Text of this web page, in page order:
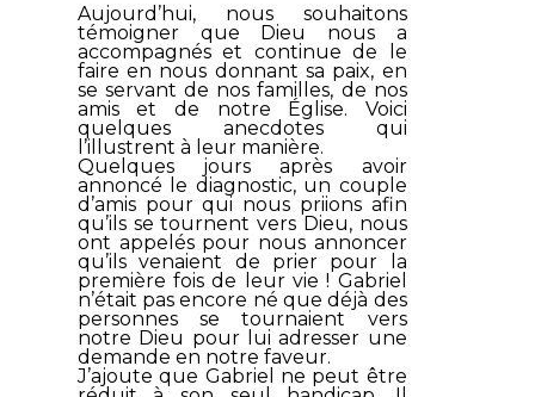
Aujourd’hui, nous souhaitons
témoigner que Dieu nous a
accompagnés et continue de le
faire en nous donnant sa paix, en
se servant de nos familles, de nos
amis et de notre Église. Voici
quelques anecdotes qui
l’illustrent à leur manière.
Quelques jours après avoir
annoncé le diagnostic, un couple
d’amis pour qui nous priions afin
qu’ils se tournent vers Dieu, nous
ont appelés pour nous annoncer
qu’ils venaient de prier pour la
première fois de leur vie ! Gabriel
n’était pas encore né que déjà des
personnes se tournaient vers
notre Dieu pour lui adresser une
demande en notre faveur.
J’ajoute que Gabriel ne peut être